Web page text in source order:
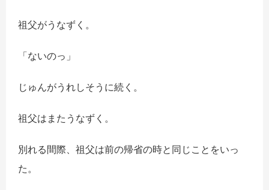
祖父がうなずく。
「ないのっ」
じゅんがうれしそうに続く。
祖父はまたうなずく。
別れる間際、祖父は前の帰省の時と同じことをいっ
た。